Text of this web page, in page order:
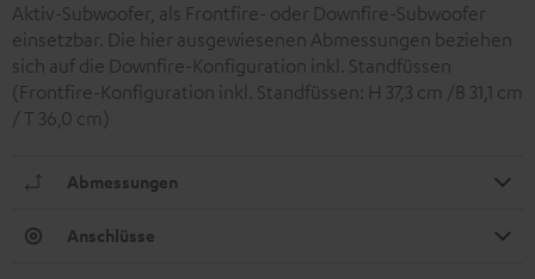
Aktiv-Subwoofer, als Frontfire- oder Downfire-Subwoofer
einsetzbar. Die hier ausgewiesenen Abmessungen beziehen
sich auf die Downfire-Konfiguration inkl. Standfüssen
(Frontfire-Konfiguration inkl. Standfüssen: H 37,3 cm /B 31,1 cm
/ T 36,0 cm)
Abmessungen
Anschlüsse